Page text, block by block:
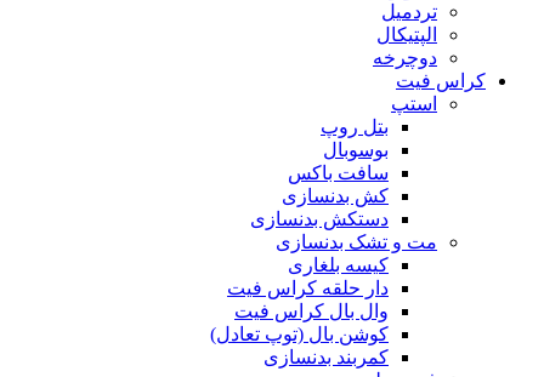
تردمیل
الپتیکال
دوچرخه
کراس فیت
استپ
بتل روپ
بوسوبال
سافت باکس
کش بدنسازی
دستکش بدنسازی
مت و تشک بدنسازی
کیسه بلغاری
دار حلقه کراس فیت
وال بال کراس فیت
کوشن بال (توپ تعادل)
کمربند بدنسازی